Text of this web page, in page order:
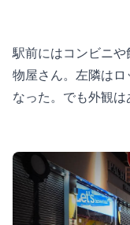
駅前にはコンビニ
物屋さん。左隣は
なった。でも外観は